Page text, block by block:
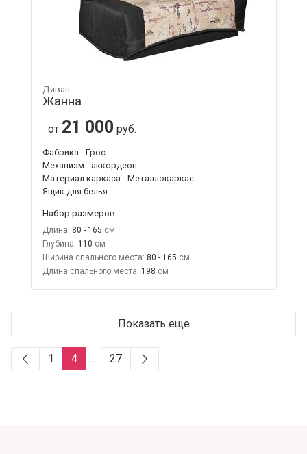
Диван
Жанна
от 21 000 руб.
Фабрика - Грос
Механизм - аккордеон
Материал каркаса - Металлокаркас
Ящик для белья
Набор размеров
Длина: 80 - 165
Глубина: 110
Ширина спального места: 80 - 165
Длина спального места: 198
Показать еще
1 4 … 27